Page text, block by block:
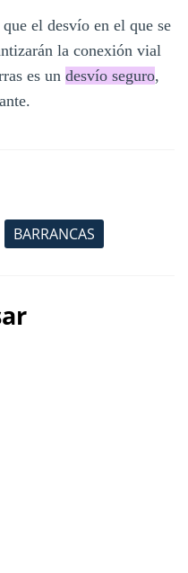
el desvío en el que se
la conexión vial
es un desvío seguro,
BARRANCAS